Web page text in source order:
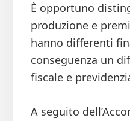
È opportuno
produzione e
hanno differenti
conseguenza un
fiscale e
A seguito